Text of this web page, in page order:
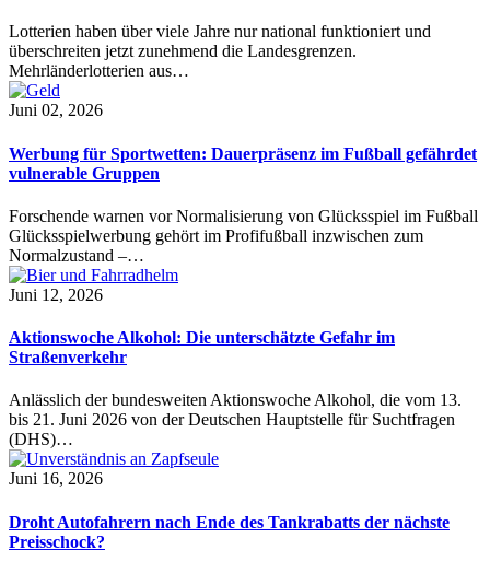
Lotterien haben über viele Jahre nur national funktioniert und
überschreiten jetzt zunehmend die Landesgrenzen.
Mehrländerlotterien aus…
Juni 02, 2026
Werbung für Sportwetten: Dauerpräsenz im Fußball gefährdet
vulnerable Gruppen
Forschende warnen vor Normalisierung von Glücksspiel im Fußball
Glücksspielwerbung gehört im Profifußball inzwischen zum
Normalzustand –…
Juni 12, 2026
Aktionswoche Alkohol: Die unterschätzte Gefahr im
Straßenverkehr
Anlässlich der bundesweiten Aktionswoche Alkohol, die vom 13.
bis 21. Juni 2026 von der Deutschen Hauptstelle für Suchtfragen
(DHS)…
Juni 16, 2026
Droht Autofahrern nach Ende des Tankrabatts der nächste
Preisschock?